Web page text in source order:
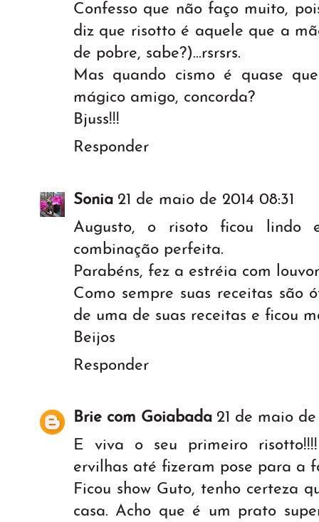
Confesso que não faço muito,
diz que risotto é aquele que a
de pobre, sabe?)...rsrsrs.
Mas quando cismo é quase
mágico amigo, concorda?
Bjuss!!!
Responder
Sonia 21 de maio de 2014 08:31
Augusto, o risoto ficou lindo
combinação perfeita.
Parabéns, fez a estréia com
Como sempre suas receitas são
de uma de suas receitas e ficou
Beijos
Responder
Brie com Goiabada 21 de maio de
E viva o seu primeiro
ervilhas até fizeram pose para a
Ficou show Guto, tenho certeza
casa. Acho que é um prato